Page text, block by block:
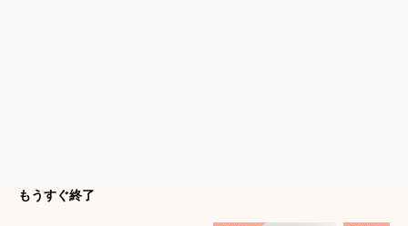
もうすぐ終了